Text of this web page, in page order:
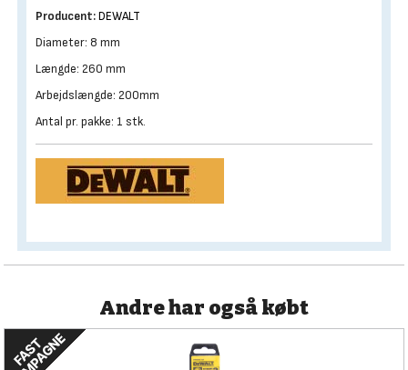
Producent:DEWALT
Diameter: 8 mm
Længde: 260 mm
Arbejdslængde: 200mm
Antal pr. pakke: 1 stk.
Andre har også købt